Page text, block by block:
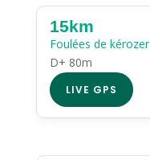
15km
Foulées de kérozer
D+ 80m
LIVE GPS